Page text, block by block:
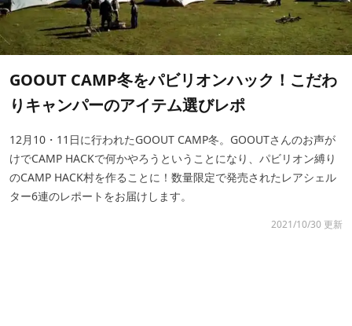
GOOUT CAMP冬をパビリオンハック！こだわ
りキャンパーのアイテム選びレポ
12月10・11日に行われたGOOUT CAMP冬。GOOUTさんのお声が
けでCAMP HACKで何かやろうということになり、パビリオン縛り
のCAMP HACK村を作ることに！数量限定で発売されたレアシェル
ター6連のレポートをお届けします。
2021/10/30 更新